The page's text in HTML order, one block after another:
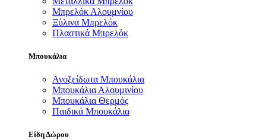
Μπρελόκ Αλουμνίου
Ξύλινα Μπρελόκ
Πλαστικά Μπρελόκ
Μπουκάλια
Ανοξείδωτα Μπουκάλια
Μπουκάλια Αλουμινίου
Μπουκάλια Θερμός
Παιδικά Μπουκάλια
Είδη Δώρου